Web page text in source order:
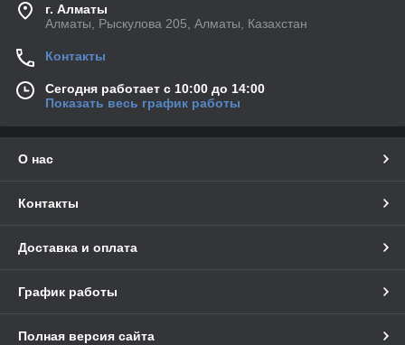
г. Алматы
Алматы, Рыскулова 205, Алматы, Казахстан
Контакты
Сегодня работает с 10:00 до 14:00
Показать весь график работы
О нас
Контакты
Доставка и оплата
График работы
Полная версия сайта